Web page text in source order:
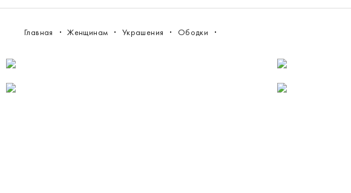
Главная Женщинам Украшения Ободки